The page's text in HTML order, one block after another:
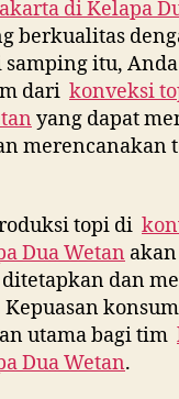
diKelapa
berkualitas
samping itu,
dari konveksi
yang dapat
merencanakan
topi di
Dua Wetan
ditetapkan dan
utama bagi tim
Dua Wetan.